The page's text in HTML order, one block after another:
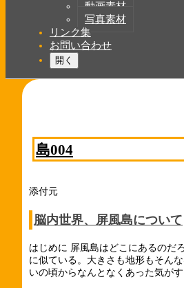
動画素材
写真素材
リンク集
お問い合わせ
開く
島004
添付元
脳内世界、屏風島について
はじめに 屏風島はどこにあるのだ
に似ている。大きさも地形もそん
いの頃からなんとなくあった気が